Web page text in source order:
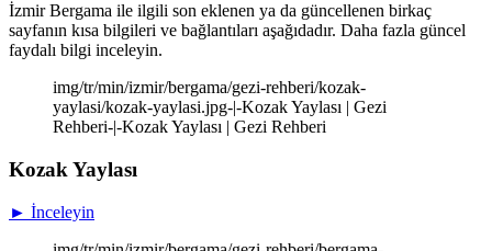
İzmir Bergama ile ilgili son eklenen ya da güncellenen birkaç
sayfanın kısa bilgileri ve bağlantıları aşağıdadır. Daha fazla güncel
faydalı bilgi inceleyin.
img/tr/min/izmir/bergama/gezi-rehberi/kozak-
yaylasi/kozak-yaylasi.jpg-|-Kozak Yaylası | Gezi
Rehberi-|-Kozak Yaylası | Gezi Rehberi
Kozak Yaylası
► İnceleyin